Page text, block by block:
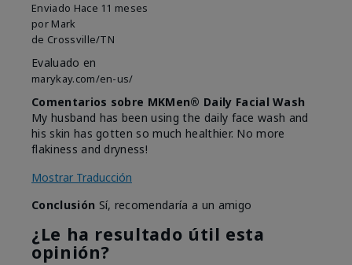
Enviado Hace 11 meses
por Mark
de Crossville/TN
Evaluado en
marykay.com/en-us/
Comentarios sobre MKMen® Daily Facial Wash
My husband has been using the daily face wash and
his skin has gotten so much healthier. No more
flakiness and dryness!
Mostrar Traducción
Conclusión Sí, recomendaría a un amigo
¿Le ha resultado útil esta
opinión?